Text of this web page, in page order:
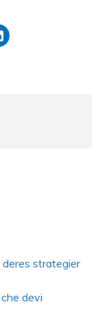
strategier
devi